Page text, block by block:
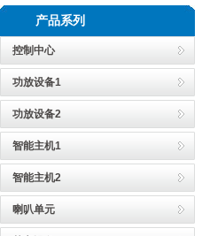
产品系列
控制中心
功放设备1
功放设备2
智能主机1
智能主机2
喇叭单元